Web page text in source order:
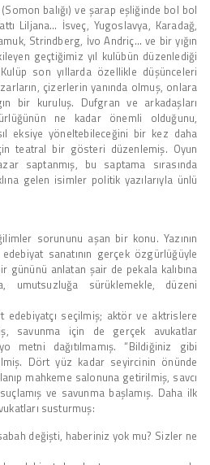
balığı) ve şarap eşliğinde bol bol
Liljana… İsveç, Yugoslavya, Karadağ,
Strindberg, İvo Andriç… ve bir yığın
geçtiğimiz yıl kulübün düzenlediği
son yıllarda özellikle düşünceleri
çizerlerin yanında olmuş, onlara
bir kuruluş. Dufgran ve arkadaşları
ne kadar önemli olduğunu,
eksiye yöneltebileceğini bir kez daha
teatral bir gösteri düzenlemiş. Oyun
saptanmış, bu saptama sırasında
gelen isimler politik yazılarıyla ünlü
sorununu aşan bir konu. Yazının
sanatının gerçek özgürlüğüyle
gününü anlatan şair de pekala kalıbına
umutsuzluğa sürüklemekle, düzeni
seçilmiş; aktör ve aktrislere
savunma için de gerçek avukatlar
metni dağıtılmamış. “Bildiğiniz gibi
Dört yüz kadar seyircinin önünde
mahkeme salonuna getirilmiş, savcı
ve savunma başlamış. Daha ilk
susturmuş:
değişti, haberiniz yok mu? Sizler ne